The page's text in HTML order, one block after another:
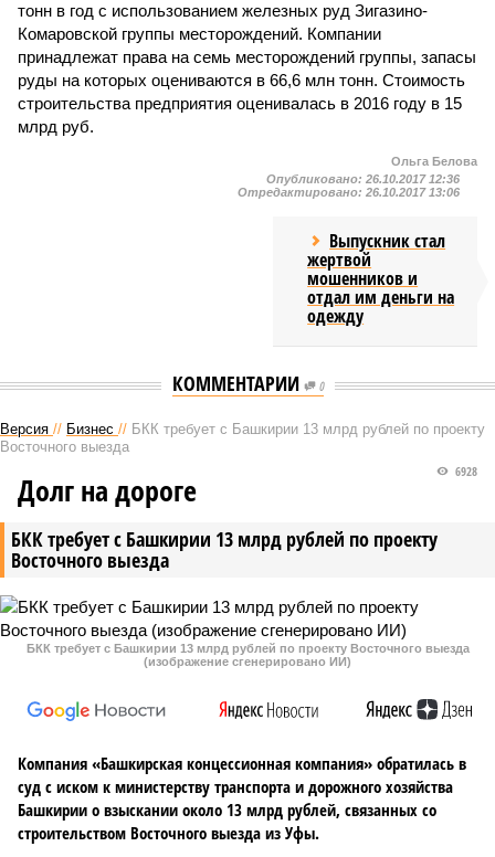
тонн в год с использованием железных руд Зигазино-
Комаровской группы месторождений. Компании
принадлежат права на семь месторождений группы, запасы
руды на которых оцениваются в 66,6 млн тонн. Стоимость
строительства предприятия оценивалась в 2016 году в 15
млрд руб.
Ольга Белова
Опубликовано: 26.10.2017 12:36
Отредактировано: 26.10.2017 13:06
Выпускник стал
жертвой
мошенников и
отдал им деньги на
одежду
КОММЕНТАРИИ 0
Версия // Бизнес // БКК требует с Башкирии 13 млрд рублей по проекту
Восточного выезда
БКК требует с Башкирии 13 млрд рублей по проекту
Восточного выезда
6928
Долг на дороге
БКК требует с Башкирии 13 млрд рублей по проекту Восточного выезда
(изображение сгенерировано ИИ)
Компания «Башкирская концессионная компания» обратилась в
суд с иском к министерству транспорта и дорожного хозяйства
Башкирии о взыскании около 13 млрд рублей, связанных со
строительством Восточного выезда из Уфы.